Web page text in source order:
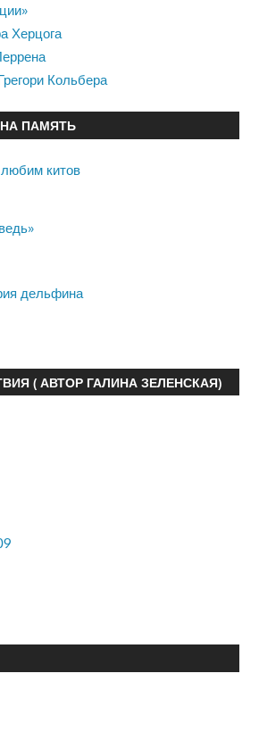
Херцога
Кольбера
ПАМЯТЬ
китов
дельфина
( АВТОР ГАЛИНА ЗЕЛЕНСКАЯ)